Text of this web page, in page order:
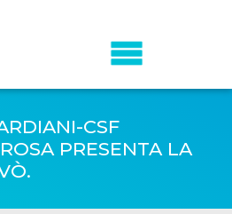
CSF
PRESENTA LA